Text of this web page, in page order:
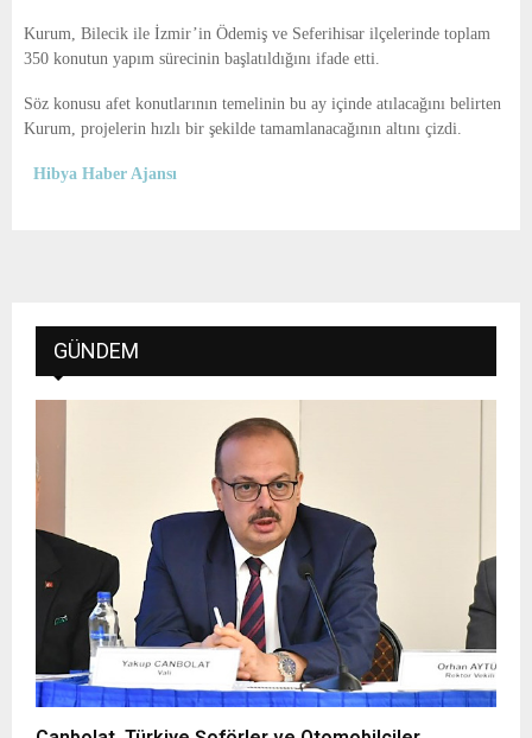
Kurum, Bilecik ile İzmir’in Ödemiş ve Seferihisar ilçelerinde toplam
350 konutun yapım sürecinin başlatıldığını ifade etti.
Söz konusu afet konutlarının temelinin bu ay içinde atılacağını belirten
Kurum, projelerin hızlı bir şekilde tamamlanacağının altını çizdi.
Hibya Haber Ajansı
GÜNDEM